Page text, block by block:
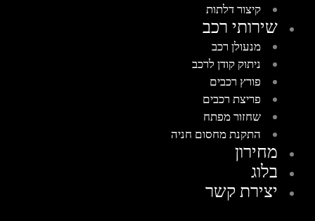
קיצור דלתות
שירותי רכב
מנעולן רכב
ניתוק קודן לרכב
פורץ רכבים
פריצת רכבים
שחזור מפתח
התקנת מחסום חניה
מחירון
בלוג
יצירת קשר